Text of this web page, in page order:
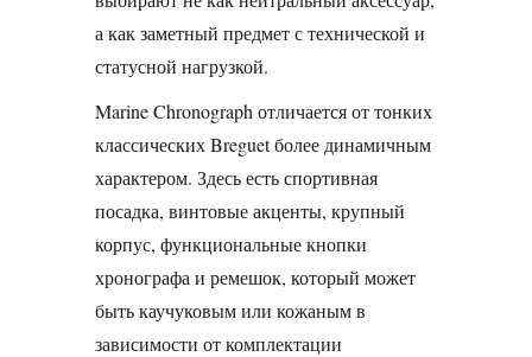
а как заметный предмет с технической и
статусной нагрузкой.
Marine Chronograph отличается от тонких
классических Breguet более динамичным
характером. Здесь есть спортивная
посадка, винтовые акценты, крупный
корпус, функциональные кнопки
хронографа и ремешок, который может
быть каучуковым или кожаным в
зависимости от комплектации